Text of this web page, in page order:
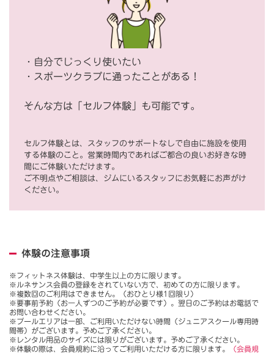
・自分でじっくり使いたい
・スポーツクラブに通ったことがある！
そんな方は「セルフ体験」も可能です。
セルフ体験とは、スタッフのサポートなしで自由に施設を使用
する体験のこと。営業時間内であればご都合の良いお好きな時
間にご体験いただけます。
ご不明点やご相談は、ジムにいるスタッフにお気軽にお声がけ
ください。
体験の注意事項
※フィットネス体験は、中学生以上の方に限ります。
※ルネサンス会員の登録をされていない方で、初めての方に限ります。
※複数回のご利用はできません。（おひとり様1回限り）
※要事前予約（お一人ずつのご予約が必要です）。翌日のご予約はお電話で
お問い合わせください。
※プールエリアは一部、ご利用いただけない時間（ジュニアスクール専用時
間帯）がございます。予めご了承ください。
※レンタル用品のサイズには限りがございます。予めご了承ください。
※体験の際は、会員規約に沿ってご利用いただける方に限ります。
（会員規